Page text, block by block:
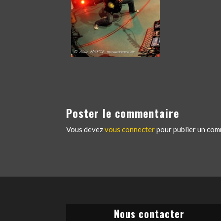
Poster le commentaire
Vous devezvous connecterpour publier un
Nous contacter